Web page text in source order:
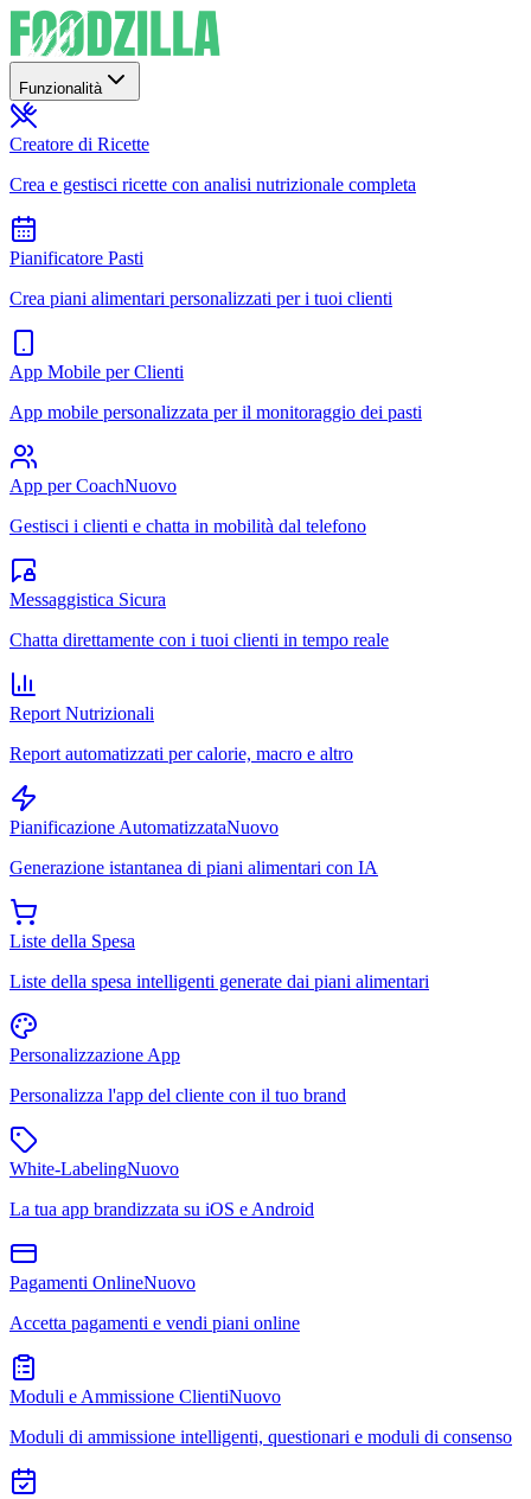
Funzionalità
Creatore di Ricette
Crea e gestisci ricette con analisi nutrizionale completa
Pianificatore Pasti
Crea piani alimentari personalizzati per i tuoi clienti
App Mobile per Clienti
App mobile personalizzata per il monitoraggio dei pasti
App per CoachNuovo
Gestisci i clienti e chatta in mobilità dal telefono
Messaggistica Sicura
Chatta direttamente con i tuoi clienti in tempo reale
Report Nutrizionali
Report automatizzati per calorie, macro e altro
Pianificazione AutomatizzataNuovo
Generazione istantanea di piani alimentari con IA
Liste della Spesa
Liste della spesa intelligenti generate dai piani alimentari
Personalizzazione App
Personalizza l'app del cliente con il tuo brand
White-LabelingNuovo
La tua app brandizzata su iOS e Android
Pagamenti OnlineNuovo
Accetta pagamenti e vendi piani online
Moduli e Ammissione ClientiNuovo
Moduli di ammissione intelligenti, questionari e moduli di consenso